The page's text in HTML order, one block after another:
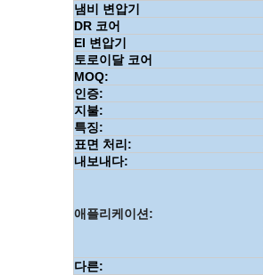
냄비 변압기
DR 코어
EI 변압기
토로이달 코어
MOQ:
인증:
지불:
특징:
표면 처리:
내보내다:
애플리케이션:
다른: